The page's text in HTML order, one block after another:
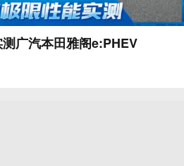
广汽本田雅阁e:PHEV